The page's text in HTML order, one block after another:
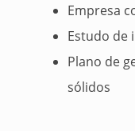
Empresa
Estudo de
Plano de
sólidos